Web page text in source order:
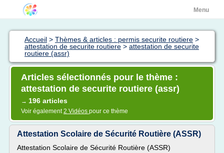
Menu
Accueil > Thèmes & articles : permis securite routiere >
attestation de securite routiere > attestation de securite
routiere (assr)
Articles sélectionnés pour le thème :
attestation de securite routiere (assr)
→ 196 articles
Voir également2 Vidéos pour ce thème
Attestation Scolaire de Sécurité Routière (ASSR)
Attestation Scolaire de Sécurité Routière (ASSR)